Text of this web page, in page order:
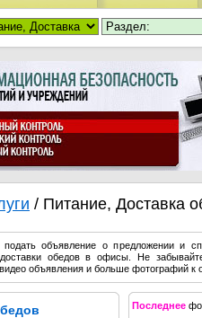
/ Питание, Доставка
объявление о предложении и
доставки обедов в офисы. Не
объявления и больше фотографий к
Последнее